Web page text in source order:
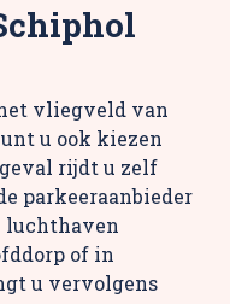
vliegveld van
u ook kiezen
rijdt u zelf
parkeeraanbieder
luchthaven
of in
u vervolgens